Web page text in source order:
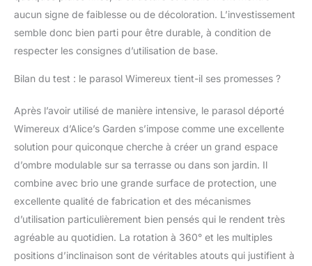
aucun signe de faiblesse ou de décoloration. L’investissement
semble donc bien parti pour être durable, à condition de
respecter les consignes d’utilisation de base.
Bilan du test : le parasol Wimereux tient-il ses promesses ?
Après l’avoir utilisé de manière intensive, le parasol déporté
Wimereux d’Alice’s Garden s’impose comme une excellente
solution pour quiconque cherche à créer un grand espace
d’ombre modulable sur sa terrasse ou dans son jardin. Il
combine avec brio une grande surface de protection, une
excellente qualité de fabrication et des mécanismes
d’utilisation particulièrement bien pensés qui le rendent très
agréable au quotidien. La rotation à 360° et les multiples
positions d’inclinaison sont de véritables atouts qui justifient à